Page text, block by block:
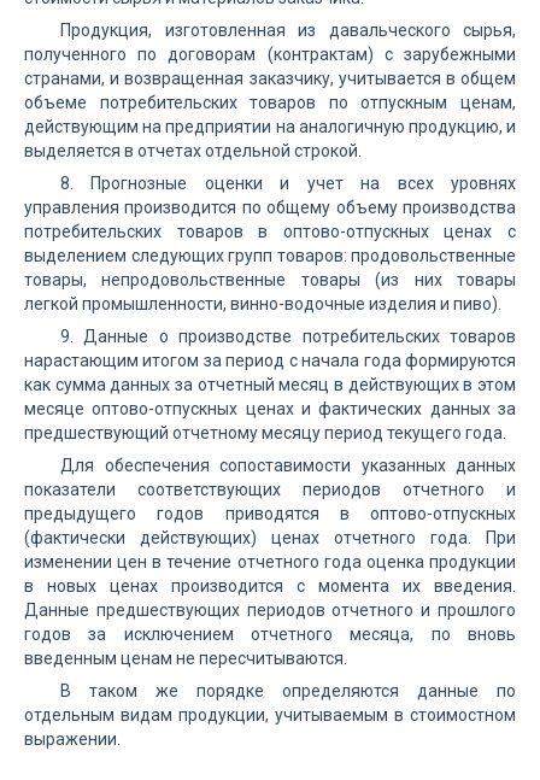
Продукция, изготовленная из давальческого сырья,
полученного по договорам (контрактам) с зарубежными
странами, и возвращенная заказчику, учитывается в общем
объеме потребительских товаров по отпускным ценам,
действующим на предприятии на аналогичную продукцию, и
выделяется в отчетах отдельной строкой.
8. Прогнозные оценки и учет на всех уровнях
управления производится по общему объему производства
потребительских товаров в оптово-отпускных ценах с
выделением следующих групп товаров: продовольственные
товары, непродовольственные товары (из них товары
легкой промышленности, винно-водочные изделия и пиво).
9. Данные о производстве потребительских товаров
нарастающим итогом за период с начала года формируются
как сумма данных за отчетный месяц в действующих в этом
месяце оптово-отпускных ценах и фактических данных за
предшествующий отчетному месяцу период текущего года.
Для обеспечения сопоставимости указанных данных
показатели соответствующих периодов отчетного и
предыдущего годов приводятся в оптово-отпускных
(фактически действующих) ценах отчетного года. При
изменении цен в течение отчетного года оценка продукции
в новых ценах производится с момента их введения.
Данные предшествующих периодов отчетного и прошлого
годов за исключением отчетного месяца, по вновь
введенным ценам не пересчитываются.
В таком же порядке определяются данные по
отдельным видам продукции, учитываемым в стоимостном
выражении.